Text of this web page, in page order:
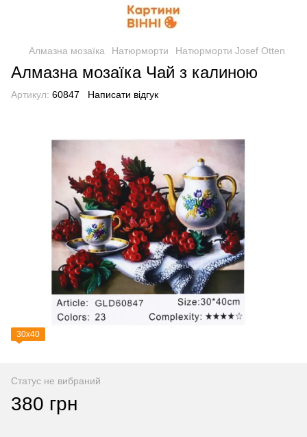
Алмазна мозаїка Натюрморти Натюрморти Josef Otten
Алмазна мозаїка Чай з калиною
Артикул: 60847 Написати відгук
30х40
Статус не вибраний
380 грн